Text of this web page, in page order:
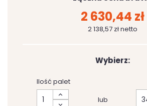
2 630,44 zł
2 138,57 zł netto
Wybierz:
Ilość palet
lub